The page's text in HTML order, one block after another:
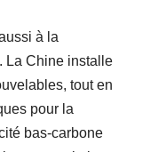
à la
La Chine installe
tout en
pour la
bas-carbone